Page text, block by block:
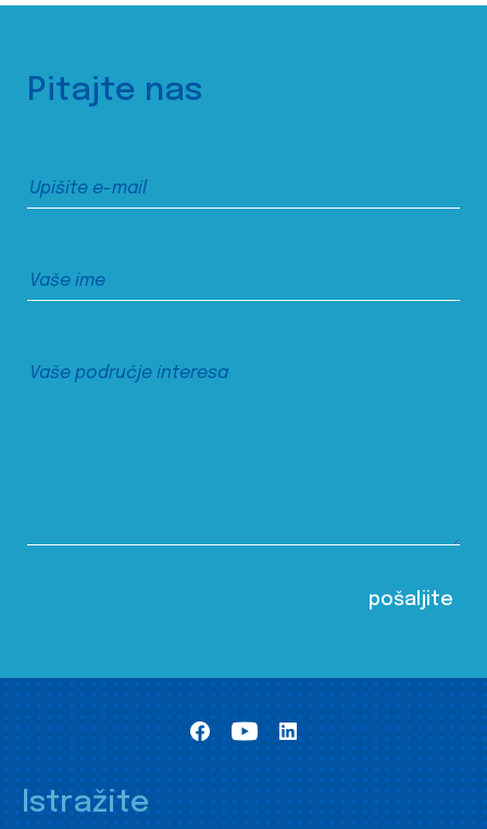
Pitajte nas
Istražite